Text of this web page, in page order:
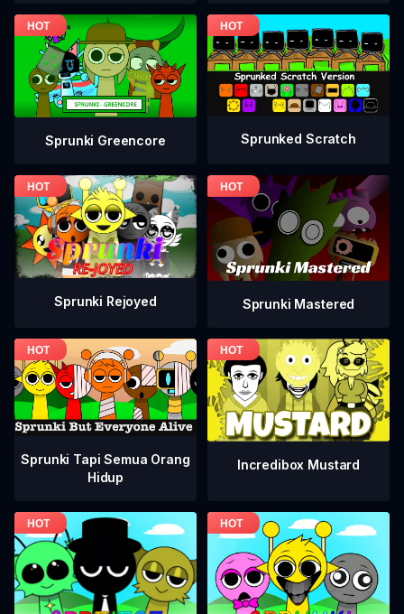
Sprunki Greencore Sprunked Scratch
Sprunki Rejoyed Sprunki Mastered
Sprunki Tapi Semua Orang
Hidup
Incredibox Mustard